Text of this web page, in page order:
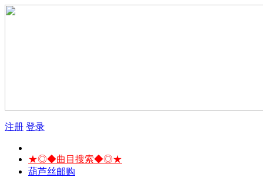
注册 登录
★◎◆曲目搜索◆◎★
葫芦丝邮购